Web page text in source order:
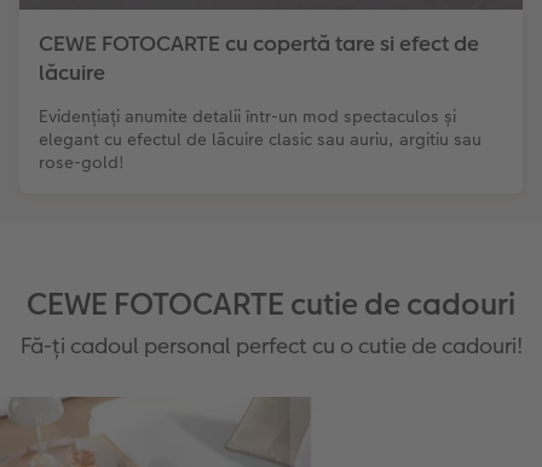
CEWE FOTOCARTE cu copertă tare si efect de
lăcuire
Evidențiați anumite detalii într-un mod spectaculos și
elegant cu efectul de lăcuire clasic sau auriu, argitiu sau
rose-gold!
CEWE FOTOCARTE cutie de cadouri
Fă-ți cadoul personal perfect cu o cutie de cadouri!